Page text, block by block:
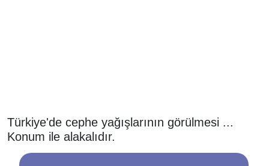
Türkiye'de cephe yağışlarının görülmesi ...
Konum ile alakalıdır.